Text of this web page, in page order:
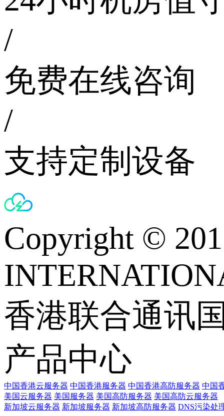
/
免费在线咨询
/
支持定制设备
Copyright ©
香港联合通讯
产品中心
中国香港云服务器 中国香港服务器 中国香港高防服务器 中国
美国云服务器 美国服务器 美国高防服务器 美国高防云服务器
新加坡云服务器 新加坡服务器 新加坡高防服务器 DNS污染处